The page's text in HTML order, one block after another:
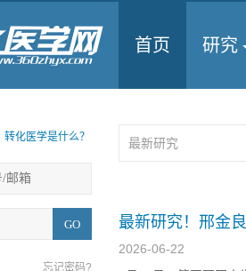
首页 研究
转化医学是什么？
忘记密码?
最新研究！邢金
AKAP1在肝细胞
2026-06-22